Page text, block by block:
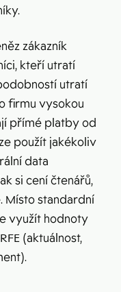
zákazník
kteří utratí
utratí
firmu vysokou
přímé platby od
použít jakékoliv
data
si cení čtenářů,
Místo standardní
využít hodnoty
(aktuálnost,